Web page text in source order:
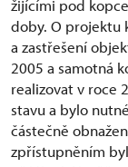
žijícími pod
doby. O projektu
a zastřešení
2005 a samotná
realizovat v roce
stavu a bylo
částečně
zpřístupněním